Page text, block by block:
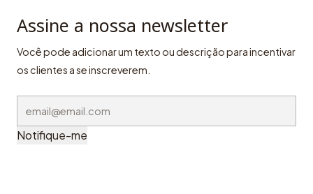
Assine a nossa newsletter
Você pode adicionar um texto ou descrição para incentivar
os clientes a se inscreverem.
Notifique-me